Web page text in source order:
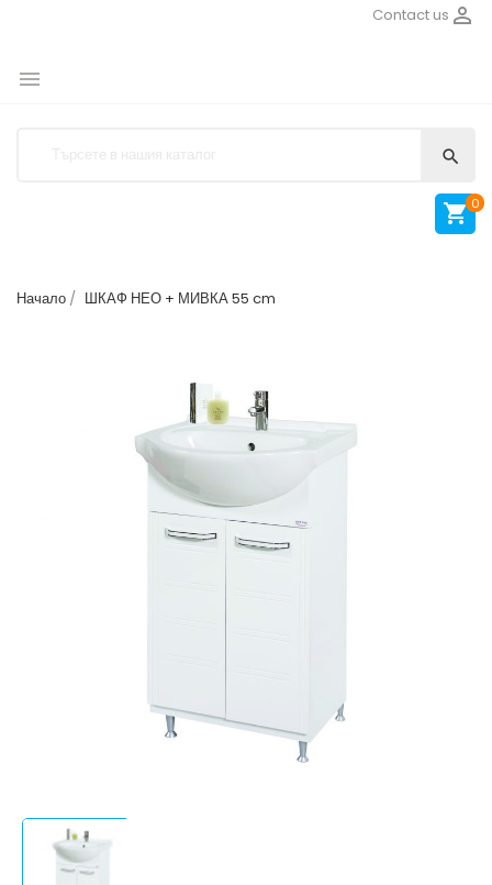

Contact us


 0
Начало ШКАФ НЕО + МИВКА 55 cm